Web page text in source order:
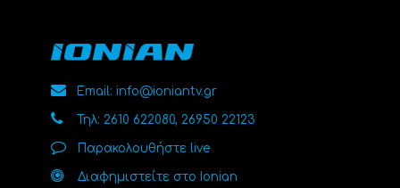
Email: info@ioniantv.gr
Τηλ: 2610 622080, 26950 22123
Παρακολουθήστε live
Διαφημιστείτε στο Ionian